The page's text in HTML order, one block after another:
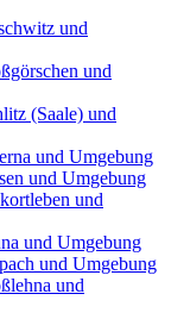
und
und
(Saale) und
und Umgebung
und Umgebung
und
und Umgebung
und Umgebung
und